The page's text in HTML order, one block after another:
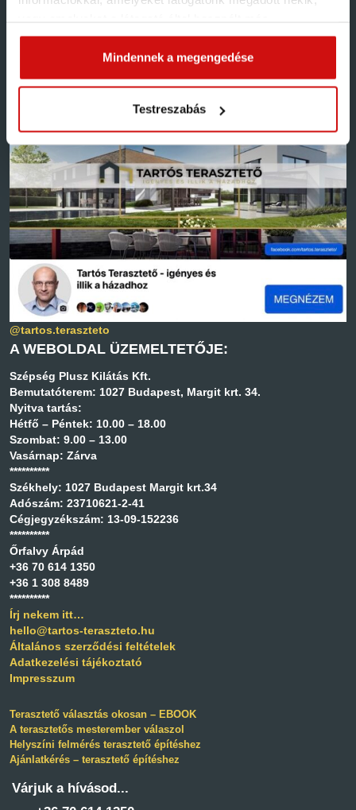
szolgáltatásokból gyűjtöttek. Elfogadásával segíti a
munkánkat és nagyobb felhasználói élményt
biztosíthatunk mi is látogatóinknak.
Mindennek a megengedése
Testreszabás
Várjuk a hívásod...
Kókler vagy szakember? Így válassz helyesen pergola /
terasztető vásárlásakor!
KÖVESS MINKET…
@tartos.teraszteto
A WEBOLDAL ÜZEMELTETŐJE:
Szépség Plusz Kilátás Kft.
Bemutatóterem: 1027 Budapest, Margit krt. 34.
Nyitva tartás:
Hétfő – Péntek: 10.00 – 18.00
Szombat: 9.00 – 13.00
Vasárnap: Zárva
**********
Székhely: 1027 Budapest Margit krt.34
Adószám: 23710621-2-41
Cégjegyzékszám: 13-09-152236
**********
Őrfalvy Árpád
+36 70 614 1350
+36 1 308 8489
**********
Írj nekem itt…
hello@tartos-teraszteto.hu
Általános szerződési feltételek
Adatkezelési tájékoztató
Impresszum
Terasztető választás okosan – EBOOK
A terasztetős mesterember válaszol
Helyszíni felmérés terasztető építéshez
Ajánlatkérés – terasztető építéshez
Websiker Weboldal Rendszer - Websiker Ügynökség.